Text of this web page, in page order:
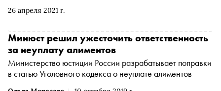
26 апреля 2021 г.
Минюст решил ужесточить ответственность
за неуплату алиментов
Министерство юстиции России разрабатывает поправки
в статью Уголовного кодекса о неуплате алиментов